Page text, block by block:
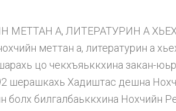
МЕТТАН А, ЛИТЕРАТУРИН А
меттан а, литературин а
цо чекхъяьккхина закан-
шерашкахь Хадиштас дешна
болх билгалбаьккхина Нохчийн